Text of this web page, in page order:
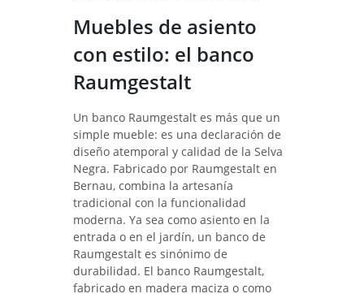
Muebles de asiento
con estilo: el banco
Raumgestalt
Un banco Raumgestalt es más que un
simple mueble: es una declaración de
diseño atemporal y calidad de la Selva
Negra. Fabricado por Raumgestalt en
Bernau, combina la artesanía
tradicional con la funcionalidad
moderna. Ya sea como asiento en la
entrada o en el jardín, un banco de
Raumgestalt es sinónimo de
durabilidad. El banco Raumgestalt,
fabricado en madera maciza o como